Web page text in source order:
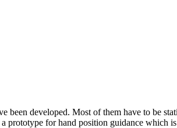
developed. Most of them have to be
prototype for hand position guidance